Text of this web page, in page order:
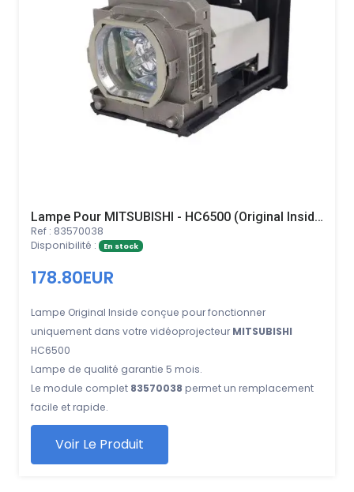
Lampe Pour MITSUBISHI - HC6500 (Original Inside)
Ref : 83570038
Disponibilité :
En stock
178.80EUR
Lampe Original Inside conçue pour fonctionner
uniquement dans votre vidéoprojecteur MITSUBISHI
HC6500
Lampe de qualité garantie 5 mois.
Le module complet 83570038 permet un remplacement
facile et rapide.
Voir Le Produit